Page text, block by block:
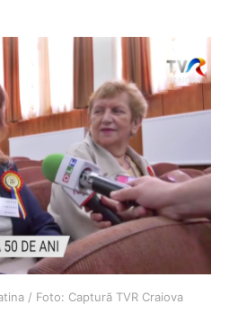
/ Foto: Captură TVR Craiova